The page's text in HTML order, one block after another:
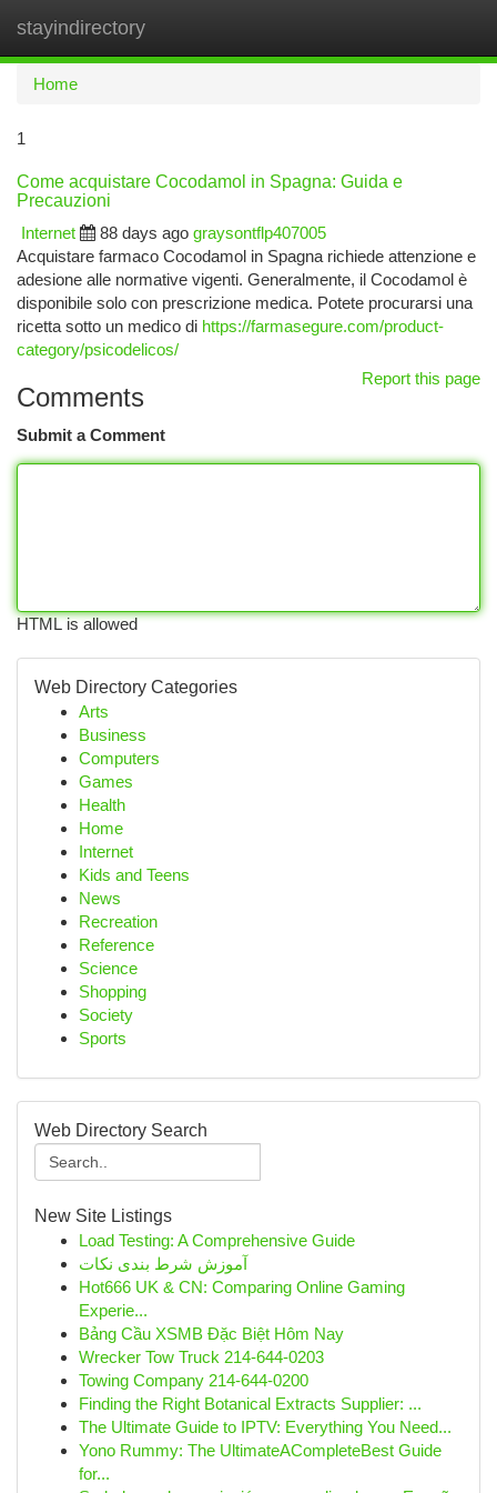
stayindirectory
Home
1
Come acquistare Cocodamol in Spagna: Guida e
Precauzioni
Internet
88 days ago graysontflp407005
Acquistare farmaco Cocodamol in Spagna richiede attenzione e
adesione alle normative vigenti. Generalmente, il Cocodamol è
disponibile solo con prescrizione medica. Potete procurarsi una
ricetta sotto un medico di https://farmasegure.com/product-
category/psicodelicos/
Report this page
Comments
Submit a Comment
HTML is allowed
Web Directory Categories
Arts
Business
Computers
Games
Health
Home
Internet
Kids and Teens
News
Recreation
Reference
Science
Shopping
Society
Sports
Web Directory Search
New Site Listings
Load Testing: A Comprehensive Guide
آموزش شرط بندی نکات
Hot666 UK & CN: Comparing Online Gaming
Experie...
Bảng Cầu XSMB Đặc Biệt Hôm Nay
Wrecker Tow Truck 214-644-0203
Towing Company 214-644-0200
Finding the Right Botanical Extracts Supplier: ...
The Ultimate Guide to IPTV: Everything You Need...
Yono Rummy: The UltimateACompleteBest Guide
for...